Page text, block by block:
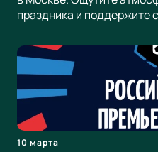
праздника и поддержите
10 марта